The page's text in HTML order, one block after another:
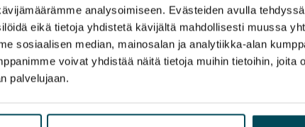
analysoimiseen. Evästeiden avulla
eikä tietoja yhdistetä kävijältä mahdollisesti muussa
sosiaalisen median, mainosalan ja analytiikka-alan
voivat yhdistää näitä tietoja muihin tietoihin, joita
palvelujaan.